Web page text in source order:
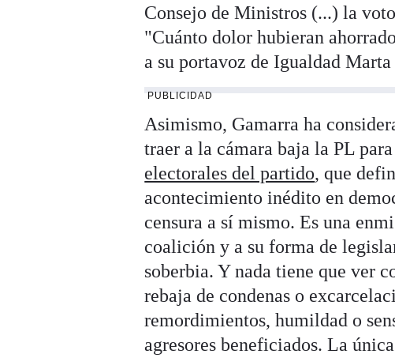
Consejo de Ministros (...) la
"Cuánto dolor hubieran
a su portavoz de Igualdad
PUBLICIDAD
Asimismo, Gamarra ha
traer a la cámara baja la PL
electorales del partido, que
acontecimiento inédito en
censura a sí mismo. Es una
coalición y a su forma de
soberbia. Y nada tiene que ver
rebaja de condenas o
remordimientos, humildad o
agresores beneficiados. La